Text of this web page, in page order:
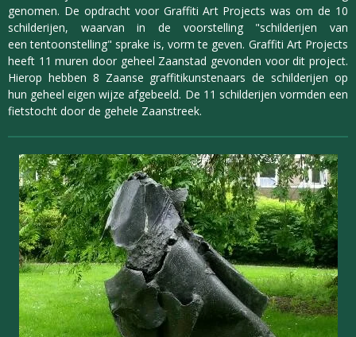
genomen. De opdracht voor Graffiti Art Projects was om de 10
schilderijen, waarvan in de voorstelling "schilderijen van
eententoonstelling" sprake is, vorm te geven. Graffiti Art Projects
heeft 11 muren door geheel Zaanstad gevonden voor dit project.
Hierop hebben 8 Zaanse graffitikunstenaars de schilderijen op
hun geheel eigen wijze afgebeeld. De 11 schilderijen vormden een
fietstocht door de gehele Zaanstreek.